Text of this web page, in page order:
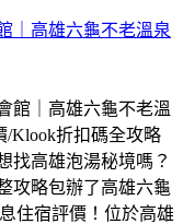
｜高雄六龜不老溫泉
找高雄泡湯秘境嗎？
攻略包辦了高雄六龜
住宿評價！位於高雄